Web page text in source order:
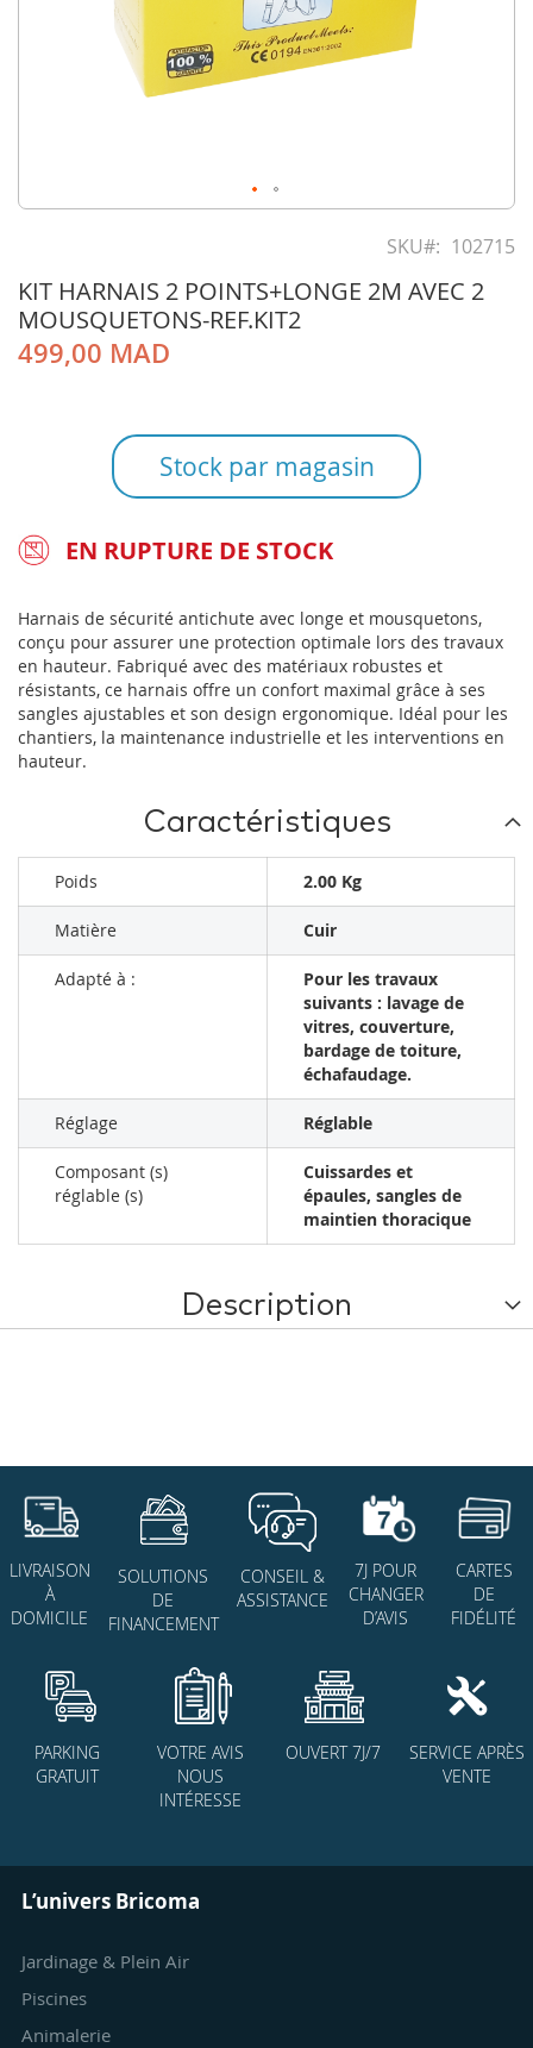
SKU 102715
KIT HARNAIS 2 POINTS+LONGE 2M AVEC 2
MOUSQUETONS-REF.KIT2
499,00 MAD
Stock par magasin
EN RUPTURE DE STOCK
Harnais de sécurité antichute avec longe et mousquetons,
conçu pour assurer une protection optimale lors des travaux
en hauteur. Fabriqué avec des matériaux robustes et
résistants, ce harnais offre un confort maximal grâce à ses
sangles ajustables et son design ergonomique. Idéal pour les
chantiers, la maintenance industrielle et les interventions en
hauteur.
beginning
of
the
images
Caractéristiques
Poids 2.00 Kg
Matière Cuir
Adapté à :
Pour les travaux
suivants : lavage de
vitres, couverture,
bardage de toiture,
échafaudage.
Réglage Réglable
Composant (s)
réglable (s)
Cuissardes et
épaules, sangles de
maintien thoracique
Description
LIVRAISON
À
DOMICILE
SOLUTIONS
DE
FINANCEMENT
CONSEIL &
ASSISTANCE
7J POUR
CHANGER
D’AVIS
CARTES
DE
FIDÉLITÉ
PARKING
GRATUIT
VOTRE AVIS
NOUS
INTÉRESSE
OUVERT 7J/7
SERVICE APRÈS
VENTE
L’univers Bricoma
Jardinage & Plein Air
Piscines
Animalerie